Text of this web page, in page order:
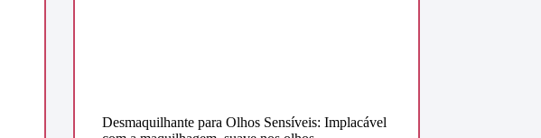
Desmaquilhante para Olhos Sensíveis: Implacável